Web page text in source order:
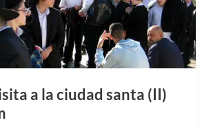
a la ciudad santa (II)